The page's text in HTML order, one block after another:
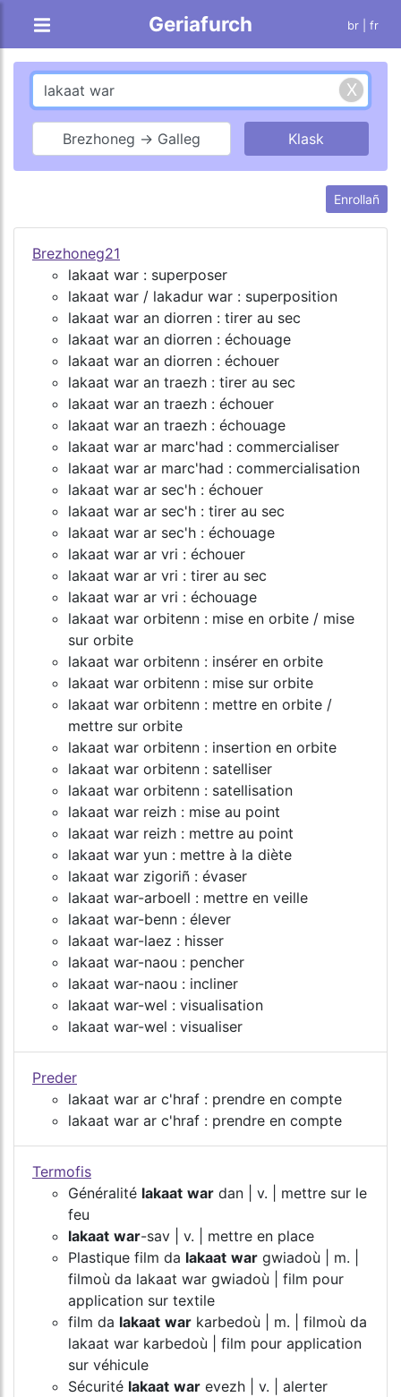
Geriafurch br | fr
Brezhoneg → Galleg
Enrollañ
Brezhoneg21
lakaat war : superposer
lakaat war / lakadur war : superposition
lakaat war an diorren : tirer au sec
lakaat war an diorren : échouage
lakaat war an diorren : échouer
lakaat war an traezh : tirer au sec
lakaat war an traezh : échouer
lakaat war an traezh : échouage
lakaat war ar marc'had : commercialiser
lakaat war ar marc'had : commercialisation
lakaat war ar sec'h : échouer
lakaat war ar sec'h : tirer au sec
lakaat war ar sec'h : échouage
lakaat war ar vri : échouer
lakaat war ar vri : tirer au sec
lakaat war ar vri : échouage
lakaat war orbitenn : mise en orbite / mise
sur orbite
lakaat war orbitenn : insérer en orbite
lakaat war orbitenn : mise sur orbite
lakaat war orbitenn : mettre en orbite /
mettre sur orbite
lakaat war orbitenn : insertion en orbite
lakaat war orbitenn : satelliser
lakaat war orbitenn : satellisation
lakaat war reizh : mise au point
lakaat war reizh : mettre au point
lakaat war yun : mettre à la diète
lakaat war zigoriñ : évaser
lakaat war-arboell : mettre en veille
lakaat war-benn : élever
lakaat war-laez : hisser
lakaat war-naou : pencher
lakaat war-naou : incliner
lakaat war-wel : visualisation
lakaat war-wel : visualiser
Preder
lakaat war ar c'hraf : prendre en compte
lakaat war ar c'hraf : prendre en compte
Termofis
Généralité lakaat war dan | v. | mettre sur le
feu
lakaat war-sav | v. | mettre en place
Plastique film da lakaat war gwiadoù | m. |
filmoù da lakaat war gwiadoù | film pour
application sur textile
film da lakaat war karbedoù | m. | filmoù da
lakaat war karbedoù | film pour application
sur véhicule
Sécurité lakaat war evezh | v. | alerter